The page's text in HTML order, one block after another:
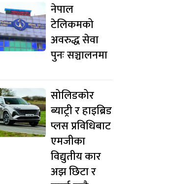
नेपाल
टेलिकमको
अवरुद्ध सेवा
पुनः सञ्चालनमा
सोलिडकोर
ब्याट्री र हाइब्रिड
प्लस प्रविधिबाट
एमजीका
विद्युतीय कार
अझ छिटा र